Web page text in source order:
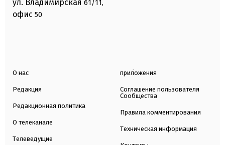
ул. Владимирская 61/11,
офис 50
О нас
Редакция
Редакционная политика
О телеканале
Телеведущие
приложения
Соглашение пользователя
Сообщества
Правила комментирования
Техническая информация